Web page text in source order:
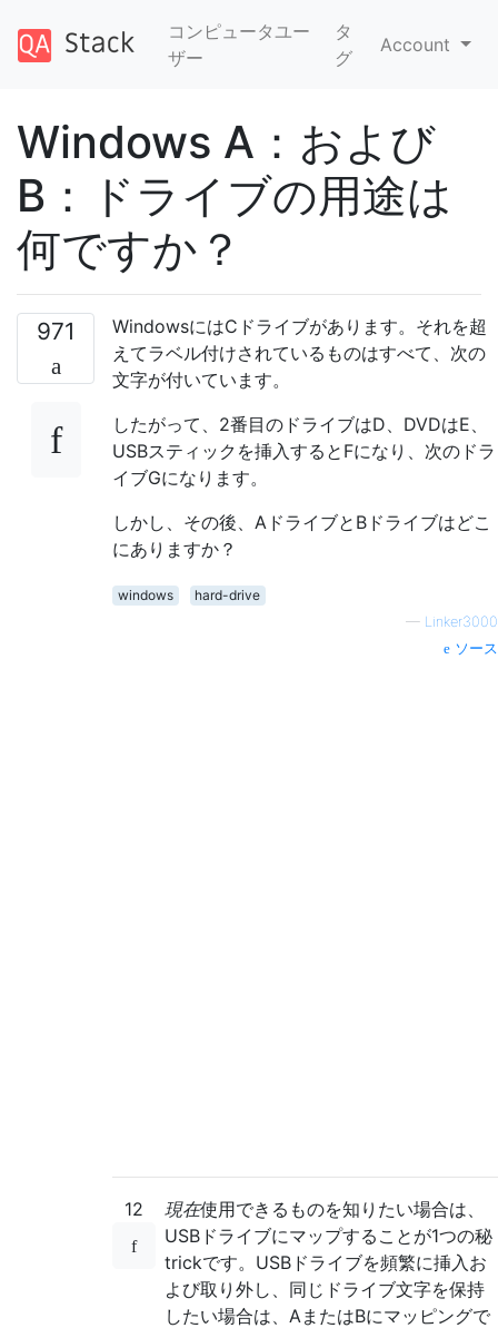
コンピュータユー
ザー
タ
グ
Account
Windows A：および
B：ドライブの用途は
何ですか？
971
WindowsにはCドライブがあります。それを超
えてラベル付けされているものはすべて、次の
文字が付いています。
したがって、2番目のドライブはD、DVDはE、
USBスティックを挿入するとFになり、次のドラ
イブGになります。
しかし、その後、AドライブとBドライブはどこ
にありますか？
windows
hard-drive
— Linker3000
ソース
12 現在使用できるものを知りたい場合は、
USBドライブにマップすることが1つの秘
trickです。USBドライブを頻繁に挿入お
よび取り外し、同じドライブ文字を保持
したい場合は、AまたはBにマッピングで